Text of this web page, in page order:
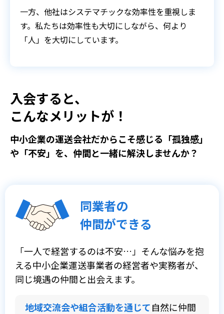
一方、他社はシステマチックな効率性を重視しま
す。私たちは効率性も大切にしながら、何より
「人」を大切にしています。
入会すると、
こんなメリットが！
中小企業の運送会社だからこそ感じる「孤独感」
や「不安」を、仲間と一緒に解決しませんか？
同業者の
仲間ができる
「一人で経営するのは不安…」そんな悩みを抱
える中小企業運送事業者の経営者や実務者が、
同じ境遇の仲間と出会えます。
地域交流会や組合活動を通じて自然に仲間